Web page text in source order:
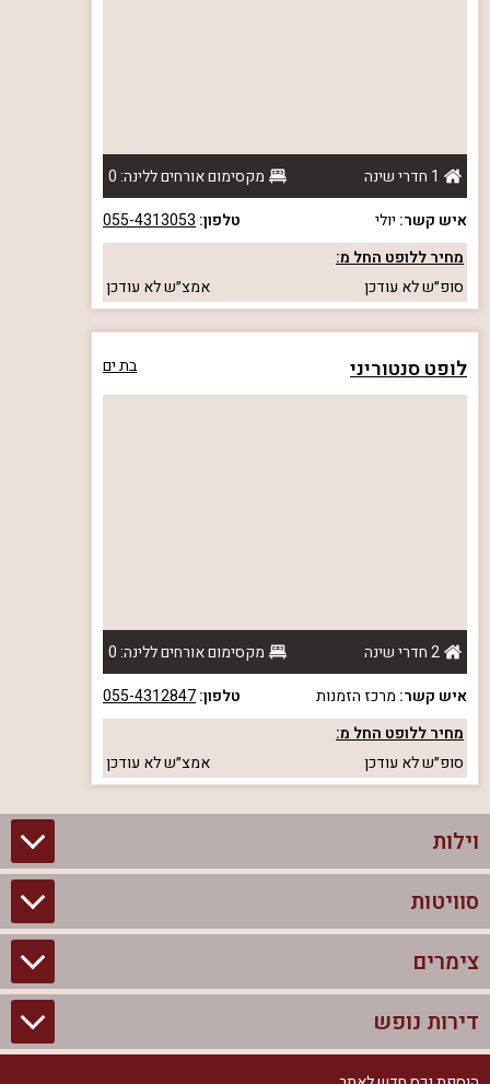
1 חדרי שינה
מקסימום אורחים ללינה: 0
איש קשר: יולי טלפון: 055-4313053
מחיר ללופט החל מ:
סופ״שלא עודכן אמצ״שלא עודכן
לופט סנטוריני בת ים
2 חדרי שינה
מקסימום אורחים ללינה: 0
איש קשר: מרכז הזמנות טלפון:055-4312847
מחיר ללופט החל מ:
סופ״שלא עודכן אמצ״שלא עודכן
וילות
וילות בצפון
וילות להשכרה
וילות למסיבת רווקים
סוויטות
סוויטות בצפון
צימרים לזוגות עם בריכה פרטית
צימרים
צימרים בצפון
צימרים לזוגות
דירות נופש